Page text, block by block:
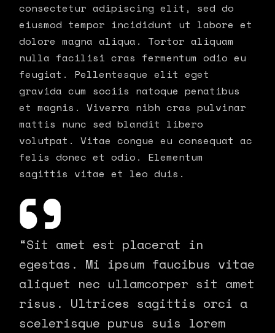
consectetur adipiscing elit, sed do
eiusmod tempor incididunt ut labore et
dolore magna aliqua. Tortor aliquam
nulla facilisi cras fermentum odio eu
feugiat. Pellentesque elit eget
gravida cum sociis natoque penatibus
et magnis. Viverra nibh cras pulvinar
mattis nunc sed blandit libero
volutpat. Vitae congue eu consequat ac
felis donec et odio. Elementum
sagittis vitae et leo duis.
“Sit amet est placerat in
egestas. Mi ipsum faucibus vitae
aliquet nec ullamcorper sit amet
risus. Ultrices sagittis orci a
scelerisque purus suis lorem